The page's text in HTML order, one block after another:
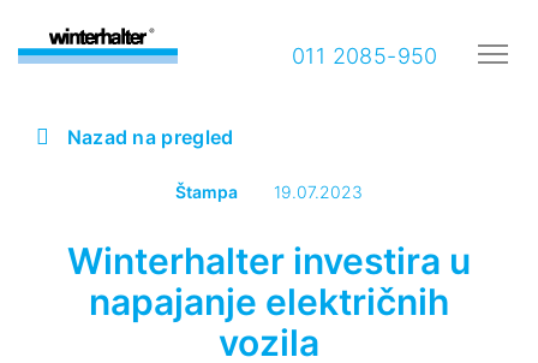
011 2085-950
Nazad na pregled
Štampa 19.07.2023
Winterhalter investira u
napajanje električnih
vozila